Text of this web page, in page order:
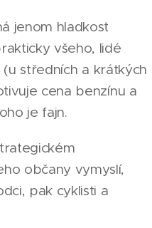
jenom hladkost
všeho, lidé
středních a krátkých
cena benzínu a
je fajn.
občany vymyslí,
pak cyklisti a